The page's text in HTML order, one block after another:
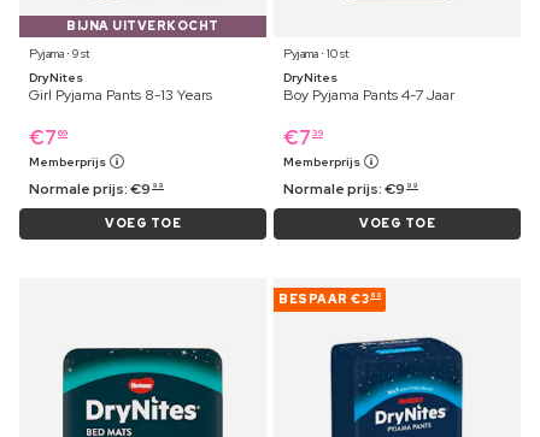
BIJNA UITVERKOCHT
Pyjama ⋅ 9 st
DryNites
Girl Pyjama Pants 8-13 Years
€7 69
Memberprijs
Normale prijs:€9 99
VOEG TOE
Pyjama ⋅ 10 st
DryNites
Boy Pyjama Pants 4-7 Jaar
€7 39
Memberprijs
Normale prijs:€9 99
VOEG TOE
BESPAAR €3 60